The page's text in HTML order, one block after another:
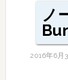
ノ
2016年6月